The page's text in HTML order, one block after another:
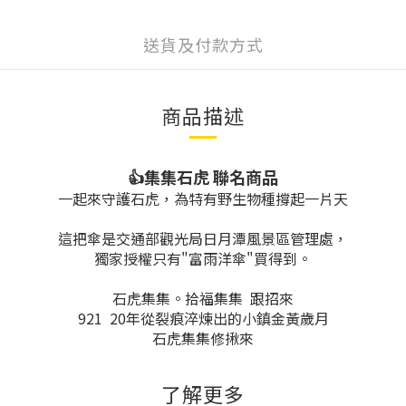
送貨及付款方式
商品描述
👍集集石虎 聯名商品
一起來守護石虎，為特有野生物種撐起一片天
這把傘是交通部觀光局日月潭風景區管理處，
獨家授權只有"富雨洋傘"買得到。
石虎集集。拾福集集 跟招來
921 20年從裂痕淬煉出的小鎮金黃歲月
石虎集集修揪來
了解更多